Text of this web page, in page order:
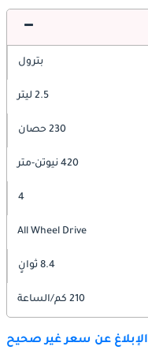
بترول
2.5 ليتر
230 حصان
420 نيوتن-متر
4
All Wheel Drive
8.4 ثوانٍ
210 كم/الساعة
الإبلاغ عن سعر غير صحيح